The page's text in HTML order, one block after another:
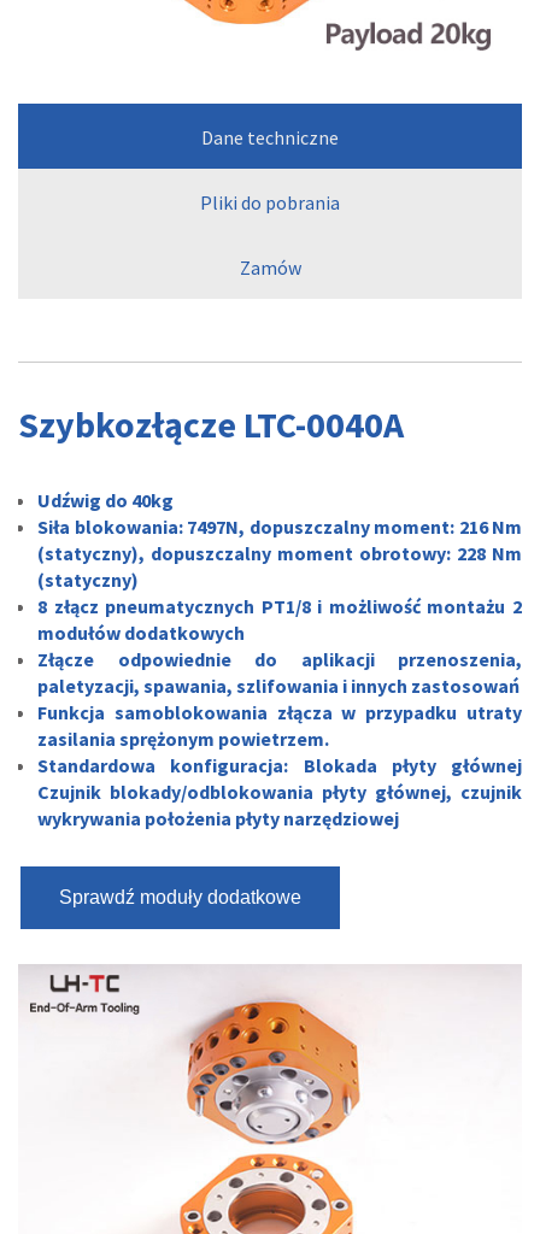
Dane techniczne
Pliki do pobrania
Zamów
Szybkozłącze LTC-0040A
Udźwig do 40kg
Siła blokowania: 7497N, dopuszczalny moment: 216 Nm
(statyczny), dopuszczalny moment obrotowy: 228 Nm
(statyczny)
8 złącz pneumatycznych PT1/8 i możliwość montażu 2
modułów dodatkowych
Złącze odpowiednie do aplikacji przenoszenia,
paletyzacji, spawania, szlifowania i innych zastosowań
Funkcja samoblokowania złącza w przypadku utraty
zasilania sprężonym powietrzem.
Standardowa konfiguracja: Blokada płyty głównej
Czujnik blokady/odblokowania płyty głównej, czujnik
wykrywania położenia płyty narzędziowej
Sprawdź moduły dodatkowe